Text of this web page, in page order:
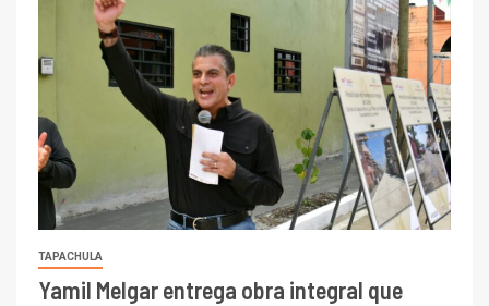
TAPACHULA
Yamil Melgar entrega obra integral que